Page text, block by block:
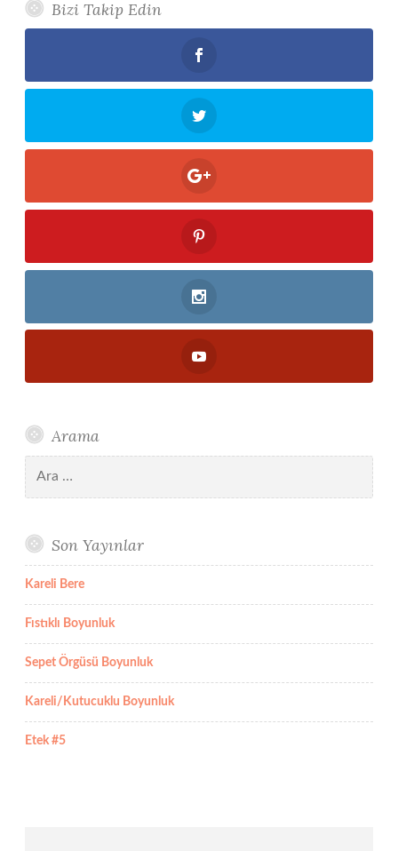
Bizi Takip Edin
Arama
Son Yayınlar
Kareli Bere
Fıstıklı Boyunluk
Sepet Örgüsü Boyunluk
Kareli/Kutucuklu Boyunluk
Etek #5